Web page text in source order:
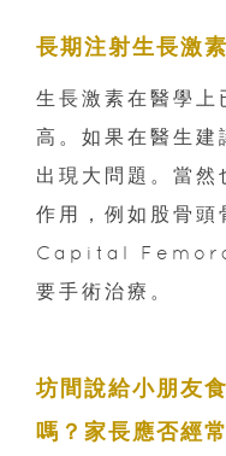
長期注射生長激
生長激素在醫學
高。如果在醫生建
出現大問題。當然
作用，例如股骨
Capital
要手術治療。
坊間說給小朋友
嗎？家長應否經